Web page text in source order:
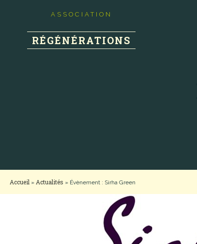
ASSOCIATION
RÉGÉNÉRATIONS
Accueil » Actualités » Évènement : Sirha Green